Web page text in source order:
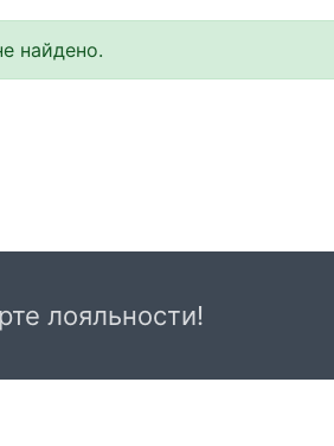
найдено.
лояльности!